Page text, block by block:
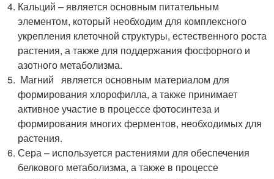
Кальций – является основным питательным
элементом, который необходим для комплексного
укрепления клеточной структуры, естественного роста
растения, а также для поддержания фосфорного и
азотного метаболизма.
Магний является основным материалом для
формирования хлорофилла, а также принимает
активное участие в процессе фотосинтеза и
формирования многих ферментов, необходимых для
растения.
Сера – используется растениями для обеспечения
белкового метаболизма, а также в процессе